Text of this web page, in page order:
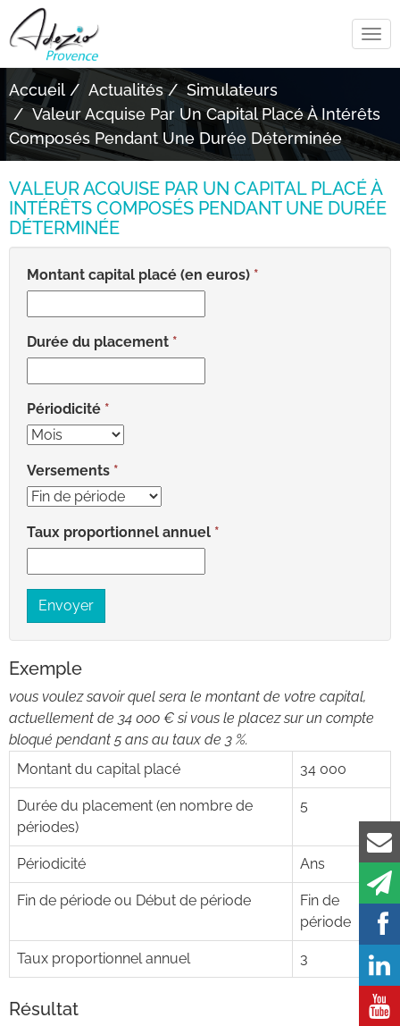
Accueil Actualités
Simulateurs
Valeur Acquise Par Un Capital Placé À Intérêts
Composés Pendant Une Durée Déterminée
VALEUR ACQUISE PAR UN CAPITAL PLACÉ À
INTÉRÊTS COMPOSÉS PENDANT UNE DURÉE
DÉTERMINÉE
Montant capital placé (en euros)
Durée du placement
Périodicité
Versements
Taux proportionnel annuel
Envoyer
Exemple
vous voulez savoir quel sera le montant de votre capital,
actuellement de 34 000 € si vous le placez sur un compte
bloqué pendant 5 ans au taux de 3 %.
Montant du capital placé
34 000
Durée du placement (en nombre de
périodes)
5
Périodicité Ans
Fin de période ou Début de période
Fin de
période
Taux proportionnel annuel 3
Résultat